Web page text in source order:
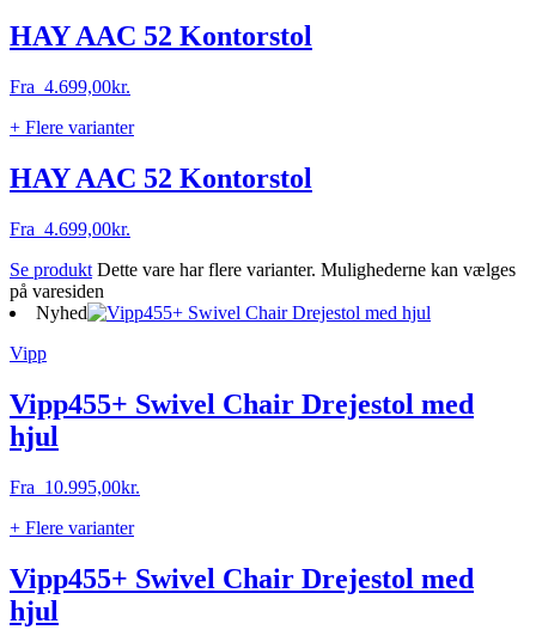
HAY AAC 52 Kontorstol
Fra 4.699,00kr.
+ Flere varianter
HAY AAC 52 Kontorstol
Fra 4.699,00kr.
Se produkt Dette vare har flere varianter. Mulighederne kan vælges
på varesiden
Nyhed
Vipp
Vipp455+ Swivel Chair Drejestol med
hjul
Fra 10.995,00kr.
+ Flere varianter
Vipp455+ Swivel Chair Drejestol med
hjul